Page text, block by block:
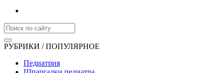
РУБРИКИ / ПОПУЛЯРНОЕ
Педиатрия